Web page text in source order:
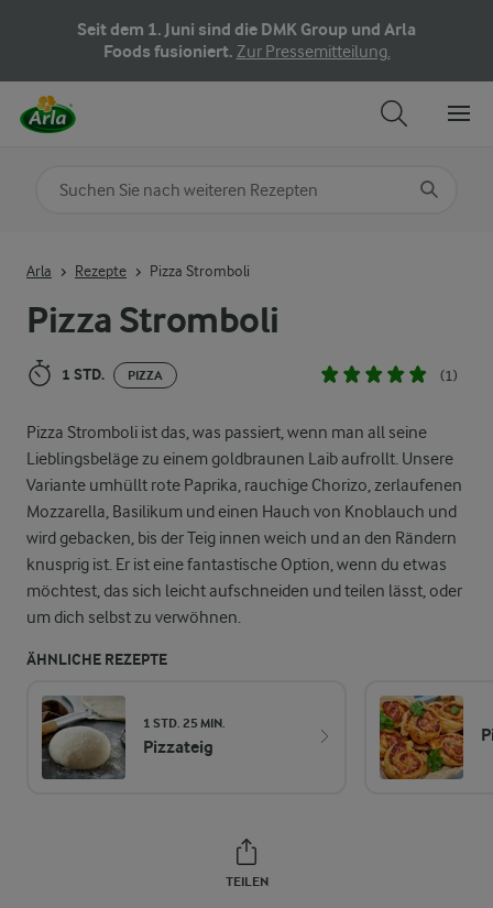
Seit dem 1. Juni sind die DMK Group und Arla
Foods fusioniert. Zur Pressemitteilung.
Pizza Stromboli
1 STD. PIZZA (1)
Pizza Stromboli ist das, was passiert, wenn man all seine
Lieblingsbeläge zu einem goldbraunen Laib aufrollt. Unsere
Variante umhüllt rote Paprika, rauchige Chorizo, zerlaufenen
Mozzarella, Basilikum und einen Hauch von Knoblauch und
wird gebacken, bis der Teig innen weich und an den Rändern
knusprig ist. Er ist eine fantastische Option, wenn du etwas
möchtest, das sich leicht aufschneiden und teilen lässt, oder
um dich selbst zu verwöhnen.
ÄHNLICHE REZEPTE
1 STD. 25 MIN.
Pizzateig
TEILEN
Arla Rezepte Pizza Stromboli
Nach Kategorie suchen